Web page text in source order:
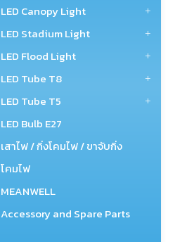
LED Canopy Light
LED Stadium Light
LED Flood Light
LED Tube T8
LED Tube T5
LED Bulb E27
เสาไฟ / กิ่งโคมไฟ / ขาจับกิ่ง
โคมไฟ
MEANWELL
Accessory and Spare Parts